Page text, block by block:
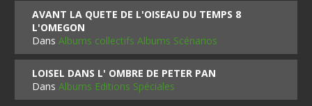
AVANT LA QUETE DE L'OISEAU DU TEMPS 8
L'OMEGON
DansAlbums collectifs Albums Scénarios
LOISEL DANS L' OMBRE DE PETER PAN
DansAlbums Editions Spéciales